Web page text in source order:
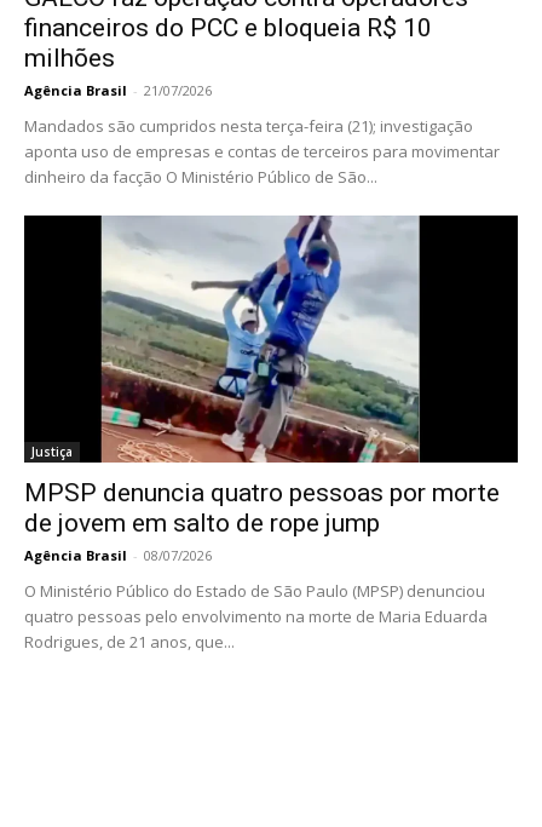
financeiros do PCC e bloqueia R$ 10
milhões
Agência Brasil - 21/07/2026
Mandados são cumpridos nesta terça-feira (21); investigação
aponta uso de empresas e contas de terceiros para movimentar
dinheiro da facção O Ministério Público de São...
Justiça
MPSP denuncia quatro pessoas por morte
de jovem em salto de rope jump
Agência Brasil - 08/07/2026
O Ministério Público do Estado de São Paulo (MPSP) denunciou
quatro pessoas pelo envolvimento na morte de Maria Eduarda
Rodrigues, de 21 anos, que...